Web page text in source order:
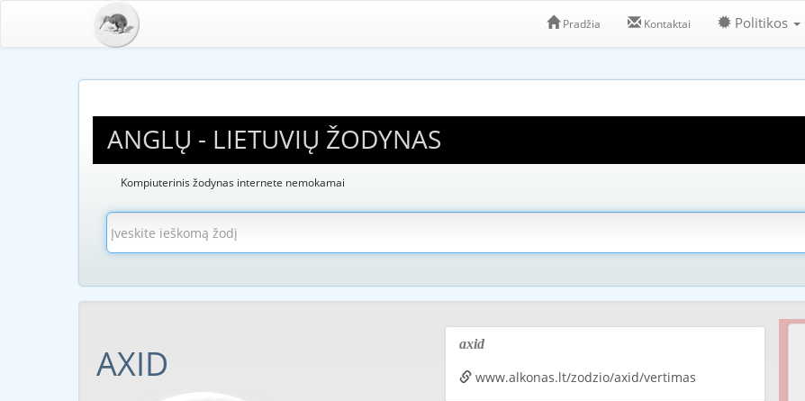
Pradžia Kontaktai Politikos
ANGLŲ - LIETUVIŲ ŽODYNAS
Kompiuterinis žodynas internete nemokamai
AXID axid
www.alkonas.lt/zodzio/axid/vertimas